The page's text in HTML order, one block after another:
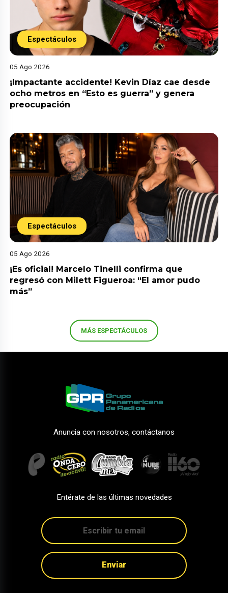
Espectáculos
05 Ago 2026
¡Impactante accidente! Kevin Díaz cae desde
ocho metros en “Esto es guerra” y genera
preocupación
Espectáculos
05 Ago 2026
¡Es oficial! Marcelo Tinelli confirma que
regresó con Milett Figueroa: “El amor pudo
más”
MÁS ESPECTÁCULOS
Anuncia con nosotros, contáctanos
Entérate de las últimas novedades
Enviar